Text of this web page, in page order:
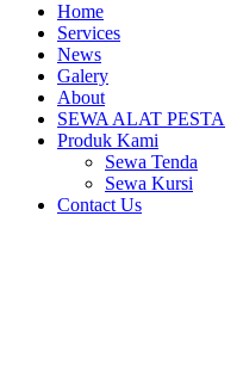
Home
Services
News
Galery
About
SEWA ALAT PESTA
Produk Kami
Sewa Tenda
Sewa Kursi
Contact Us